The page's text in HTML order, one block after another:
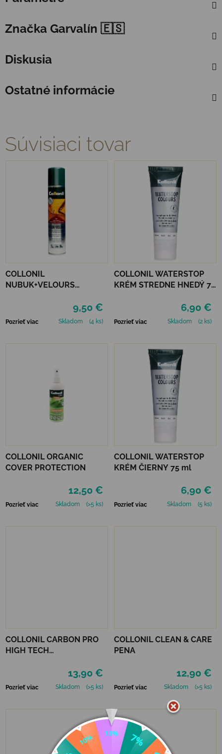
Značka Garvalín 🇪🇸
Diskusia
Ostatné informácie
Súvisiaci tovar
COLLONIL
NUBUK+VELOURS
9,50 €
Pozrieť viac Skladom (4 ks)
COLLONIL WATERSTOP
KRÉM STREDNE HNEDÝ 75
6,90 €
Pozrieť viac Skladom (2 ks)
COLLONIL ORGANIC
COVER PROTECTION
12,50 €
Pozrieť viac Skladom (>5 ks)
COLLONIL WATERSTOP
KRÉM ČIERNY 75 ml
6,90 €
Pozrieť viac Skladom (5 ks)
COLLONIL CARBON PRO
HIGH TECH
13,90 €
Pozrieť viac Skladom (>5 ks)
COLLONIL CLEAN & CARE
PENA
12,90 €
Pozrieť viac Skladom (>5 ks)